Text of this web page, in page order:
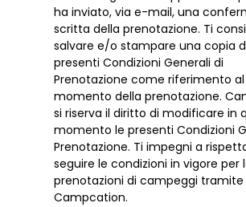
ha inviato, via e-mail, una
scritta della prenotazione. Ti
salvare e/o stampare una copia
presenti Condizioni Generali di
Prenotazione come riferimento al
momento della prenotazione.
si riserva il diritto di modificare in
momento le presenti Condizioni
Prenotazione. Ti impegni a
seguire le condizioni in vigore per
prenotazioni di campeggi tramite
Campcation.